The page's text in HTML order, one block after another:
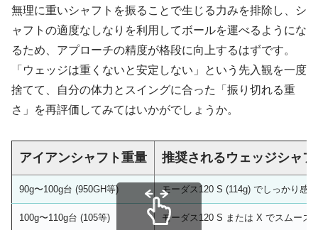
無理に重いシャフトを振ることで生じる力みを排除し、シ
ャフトの適度なしなりを利用してボールを運べる ようにな
るため、アプローチの精度が格段に向上するはずです。
「ウェッジは重くないと安定しない」という先入観を一度
捨てて、自分の体力とスイングに合った「振り切れる重
さ」を再評価してみてはいかがでしょうか。
アイアンシャフト重量 推奨されるウェッジシャ
90g〜100g台 (950GH等) モーダス120 S (114g) でしっかり感
100g〜110g台 (105等) モーダス120 S または X でスムーズ